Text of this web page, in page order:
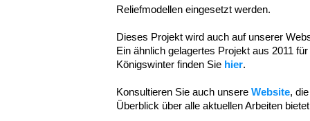
Reliefmodellen eingesetzt werden.
Dieses Projekt wird auch auf unserer
Ein ähnlich gelagertes Projekt aus 2011
Königswinter finden Sie hier.
Konsultieren Sie auch unsere Website,
Überblick über alle aktuellen Arbeiten